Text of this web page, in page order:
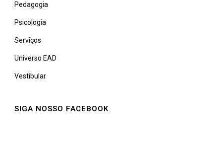
Pedagogia
Psicologia
Serviços
Universo EAD
Vestibular
SIGA NOSSO FACEBOOK